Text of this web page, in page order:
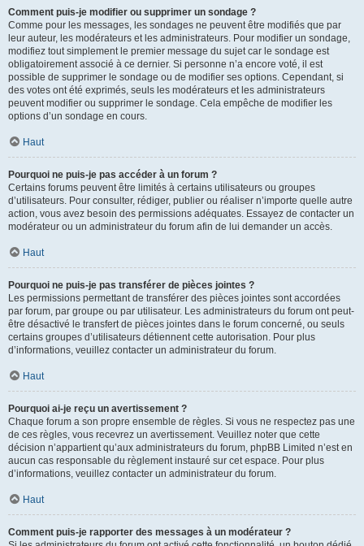
Comment puis-je modifier ou supprimer un sondage ?
Comme pour les messages, les sondages ne peuvent être modifiés que par
leur auteur, les modérateurs et les administrateurs. Pour modifier un sondage,
modifiez tout simplement le premier message du sujet car le sondage est
obligatoirement associé à ce dernier. Si personne n’a encore voté, il est
possible de supprimer le sondage ou de modifier ses options. Cependant, si
des votes ont été exprimés, seuls les modérateurs et les administrateurs
peuvent modifier ou supprimer le sondage. Cela empêche de modifier les
options d’un sondage en cours.
Haut
Pourquoi ne puis-je pas accéder à un forum ?
Certains forums peuvent être limités à certains utilisateurs ou groupes
d’utilisateurs. Pour consulter, rédiger, publier ou réaliser n’importe quelle autre
action, vous avez besoin des permissions adéquates. Essayez de contacter un
modérateur ou un administrateur du forum afin de lui demander un accès.
Haut
Pourquoi ne puis-je pas transférer de pièces jointes ?
Les permissions permettant de transférer des pièces jointes sont accordées
par forum, par groupe ou par utilisateur. Les administrateurs du forum ont peut-
être désactivé le transfert de pièces jointes dans le forum concerné, ou seuls
certains groupes d’utilisateurs détiennent cette autorisation. Pour plus
d’informations, veuillez contacter un administrateur du forum.
Haut
Pourquoi ai-je reçu un avertissement ?
Chaque forum a son propre ensemble de règles. Si vous ne respectez pas une
de ces règles, vous recevrez un avertissement. Veuillez noter que cette
décision n’appartient qu’aux administrateurs du forum, phpBB Limited n’est en
aucun cas responsable du règlement instauré sur cet espace. Pour plus
d’informations, veuillez contacter un administrateur du forum.
Haut
Comment puis-je rapporter des messages à un modérateur ?